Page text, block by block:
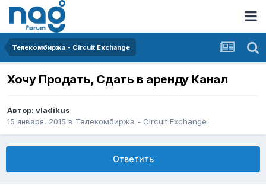
Телекомбиржа - Circuit Exchange
Хочу Продать, Сдать в аренду Канал
Автор: vladikus
15 января, 2015 в Телекомбиржа - Circuit Exchange
Ответить